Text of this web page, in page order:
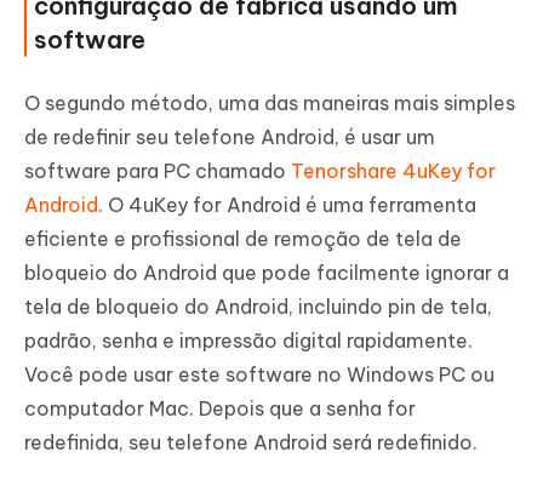
software
O segundo método, uma das maneiras mais simples
de redefinir seu telefone Android, é usar um
software para PC chamado Tenorshare 4uKey for
Android. O 4uKey for Android é uma ferramenta
eficiente e profissional de remoção de tela de
bloqueio do Android que pode facilmente ignorar a
tela de bloqueio do Android, incluindo pin de tela,
padrão, senha e impressão digital rapidamente.
Você pode usar este software no Windows PC ou
computador Mac. Depois que a senha for
redefinida, seu telefone Android será redefinido.